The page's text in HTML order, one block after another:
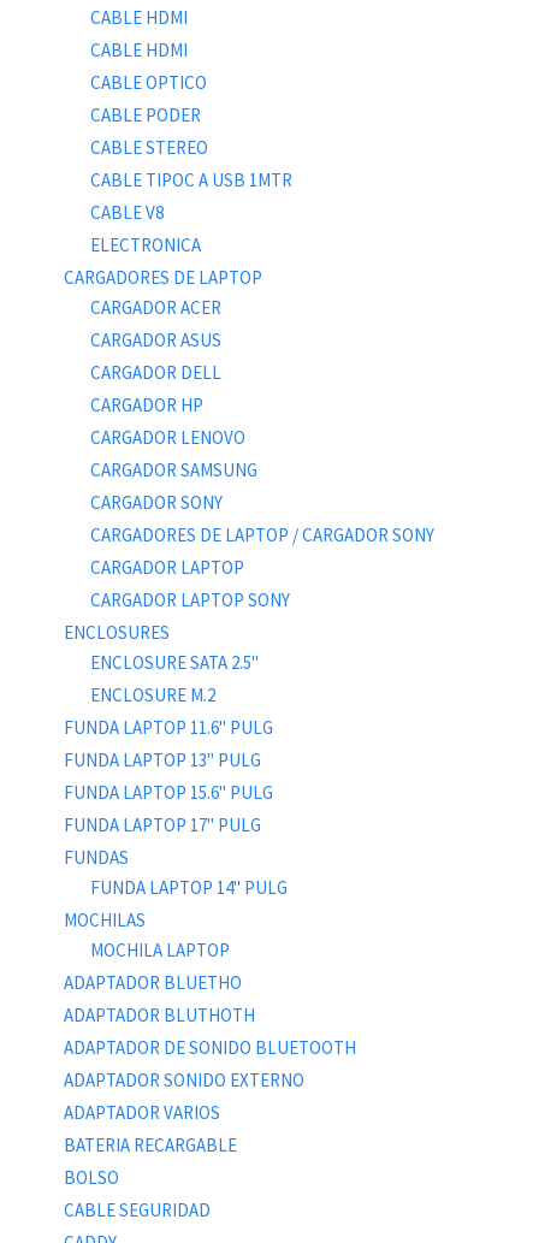
CABLE HDMI
CABLE HDMI
CABLE OPTICO
CABLE PODER
CABLE STEREO
CABLE TIPOC A USB 1MTR
CABLE V8
ELECTRONICA
CARGADORES DE LAPTOP
CARGADOR ACER
CARGADOR ASUS
CARGADOR DELL
CARGADOR HP
CARGADOR LENOVO
CARGADOR SAMSUNG
CARGADOR SONY
CARGADORES DE LAPTOP / CARGADOR SONY
CARGADOR LAPTOP
CARGADOR LAPTOP SONY
ENCLOSURES
ENCLOSURE SATA 2.5"
ENCLOSURE M.2
FUNDA LAPTOP 11.6" PULG
FUNDA LAPTOP 13" PULG
FUNDA LAPTOP 15.6" PULG
FUNDA LAPTOP 17" PULG
FUNDAS
FUNDA LAPTOP 14" PULG
MOCHILAS
MOCHILA LAPTOP
ADAPTADOR BLUETHO
ADAPTADOR BLUTHOTH
ADAPTADOR DE SONIDO BLUETOOTH
ADAPTADOR SONIDO EXTERNO
ADAPTADOR VARIOS
BATERIA RECARGABLE
BOLSO
CABLE SEGURIDAD